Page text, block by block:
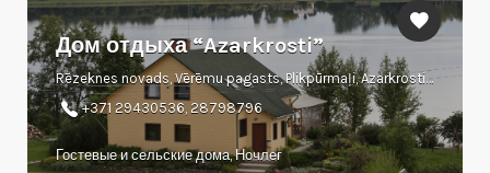
Дом отдыха “Azarkrosti”
Rēzeknes novads, Vērēmu pagasts, Plikpūrmaļi, Azarkrosti, LV-4647
+371 29430536, 28798796
Гостевые и сельские дома, Ночлег